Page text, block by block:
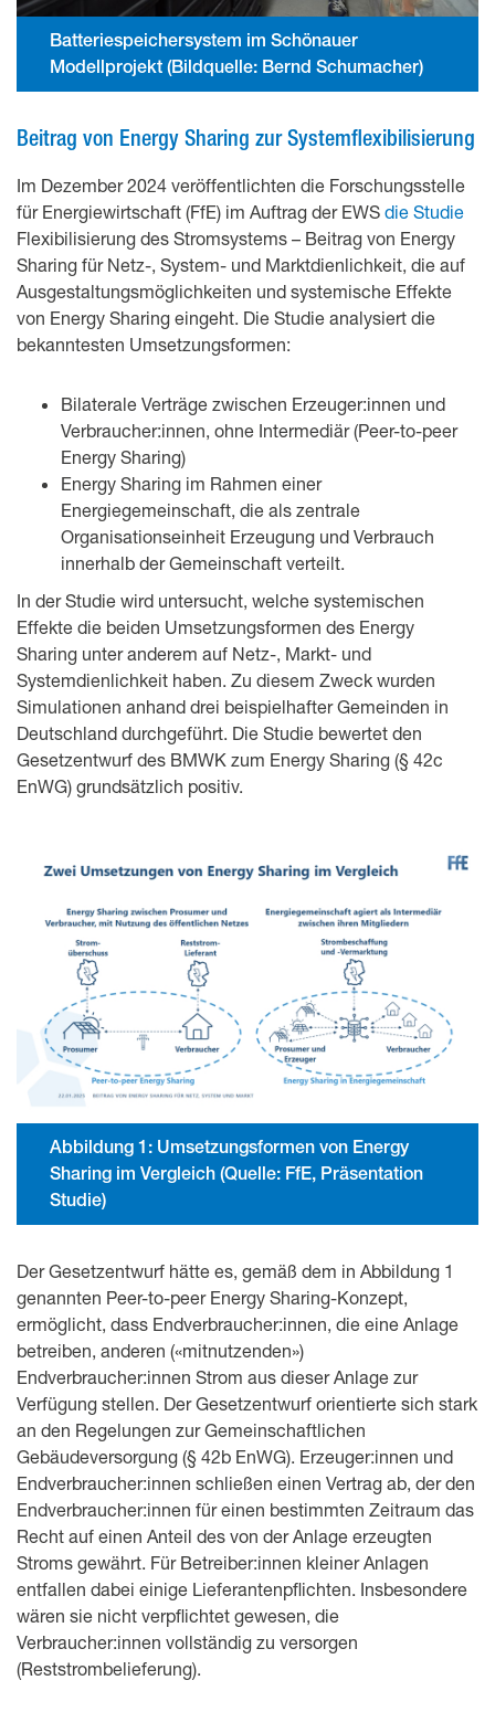
Batteriespeichersystem im Schönauer
Modellprojekt (Bildquelle: Bernd Schumacher)
Beitrag von Energy Sharing zur Systemflexibilisierung
Im Dezember 2024 veröffentlichten die Forschungsstelle
für Energiewirtschaft (FfE) im Auftrag der EWS die Studie
Flexibilisierung des Stromsystems – Beitrag von Energy
Sharing für Netz-, System- und Marktdienlichkeit, die auf
Ausgestaltungsmöglichkeiten und systemische Effekte
von Energy Sharing eingeht. Die Studie analysiert die
bekanntesten Umsetzungsformen:
Bilaterale Verträge zwischen Erzeuger:innen und
Verbraucher:innen, ohne Intermediär (Peer-to-peer
Energy Sharing)
Energy Sharing im Rahmen einer
Energiegemeinschaft, die als zentrale
Organisationseinheit Erzeugung und Verbrauch
innerhalb der Gemeinschaft verteilt.
In der Studie wird untersucht, welche systemischen
Effekte die beiden Umsetzungsformen des Energy
Sharing unter anderem auf Netz-, Markt- und
Systemdienlichkeit haben. Zu diesem Zweck wurden
Simulationen anhand drei beispielhafter Gemeinden in
Deutschland durchgeführt. Die Studie bewertet den
Gesetzentwurf des BMWK zum Energy Sharing (§ 42c
EnWG) grundsätzlich positiv.
Abbildung 1: Umsetzungsformen von Energy
Sharing im Vergleich (Quelle: FfE, Präsentation
Studie)
Der Gesetzentwurf hätte es, gemäß dem in Abbildung 1
genannten Peer-to-peer Energy Sharing-Konzept,
ermöglicht, dass Endverbraucher:innen, die eine Anlage
betreiben, anderen («mitnutzenden»)
Endverbraucher:innen Strom aus dieser Anlage zur
Verfügung stellen. Der Gesetzentwurf orientierte sich stark
an den Regelungen zur Gemeinschaftlichen
Gebäudeversorgung (§ 42b EnWG). Erzeuger:innen und
Endverbraucher:innen schließen einen Vertrag ab, der den
Endverbraucher:innen für einen bestimmten Zeitraum das
Recht auf einen Anteil des von der Anlage erzeugten
Stroms gewährt. Für Betreiber:innen kleiner Anlagen
entfallen dabei einige Lieferantenpflichten. Insbesondere
wären sie nicht verpflichtet gewesen, die
Verbraucher:innen vollständig zu versorgen
(Reststrombelieferung).